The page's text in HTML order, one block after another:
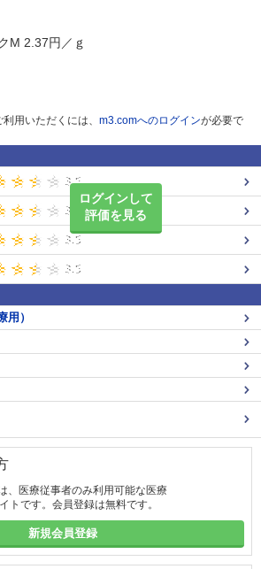
M 2.37円／ｇ
用いただくには、 m3.comへのログインが必要で
ログインして
評価を見る
用）
、医療従事者のみ利用可能な医療
トです。会員登録は無料です。
新規会員登録